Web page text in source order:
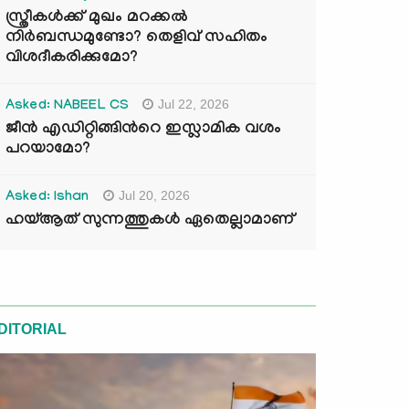
സ്ത്രീകൾക്ക് മുഖം മറക്കൽ
നിർബന്ധമുണ്ടോ? തെളിവ് സഹിതം
വിശദീകരിക്കുമോ?
Asked: NABEEL CS Jul 22, 2026
ജീൻ എഡിറ്റിങ്ങിന്‍റെ ഇസ്ലാമിക വശം
പറയാമോ?
Asked: Ishan Jul 20, 2026
ഹയ്ആത് സുന്നത്തുകൾ ഏതെല്ലാമാണ്